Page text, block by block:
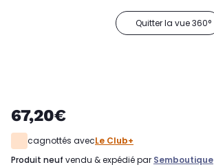
Quitter la vue 360°
67,20€
cagnottés avecLe Club+
produit neuf vendu & expédié par Semboutique